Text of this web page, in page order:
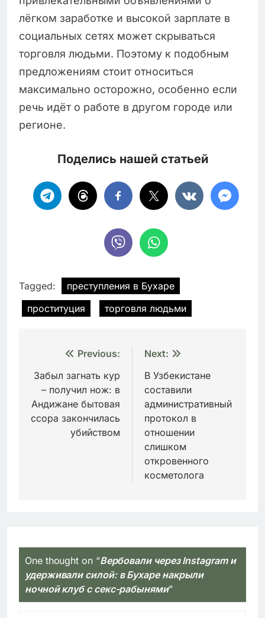
лёгком заработке и высокой зарплате в
социальных сетях может скрываться
торговля людьми. Поэтому к подобным
предложениям стоит относиться
максимально осторожно, особенно если
речь идёт о работе в другом городе или
регионе.
Поделись нашей статьей
Tagged:
преступления в Бухаре
проституция
торговля людьми
Навигация
по
записям
Previous:
Забыл загнать кур
– получил нож: в
Андижане бытовая
ссора закончилась
убийством
Next:
В Узбекистане
составили
административный
протокол в
отношении
слишком
откровенного
косметолога
One thought on “Вербовали через Instagram и
удерживали силой: в Бухаре накрыли
ночной клуб с секс-рабынями”